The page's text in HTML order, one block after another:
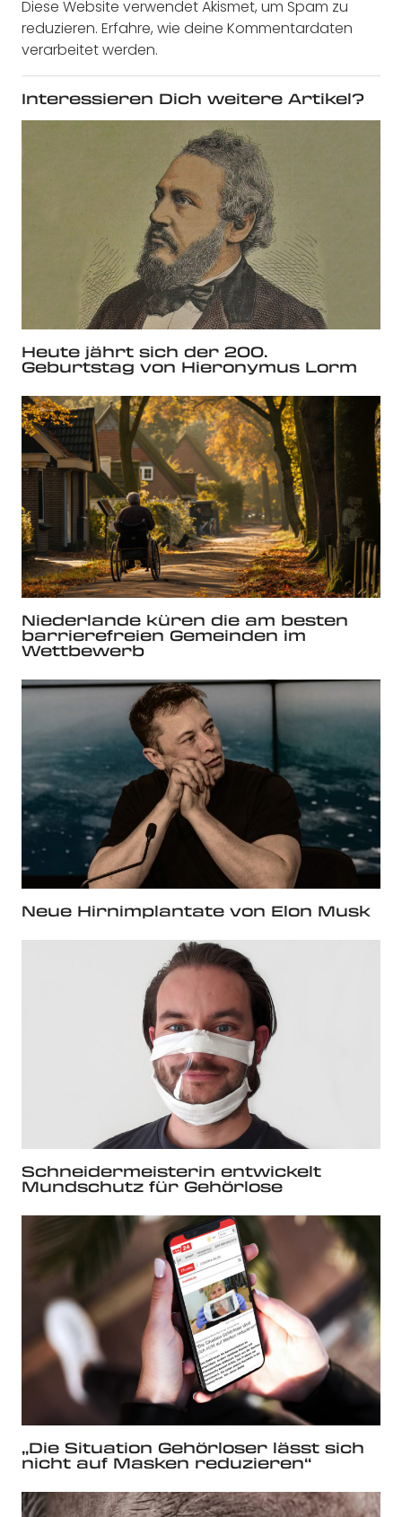
Diese Website verwendet Akismet, um Spam zu
reduzieren. Erfahre, wie deine Kommentardaten
verarbeitet werden.
Interessieren Dich weitere Artikel?
Heute jährt sich der 200.
Geburtstag von Hieronymus Lorm
Niederlande küren die am besten
barrierefreien Gemeinden im
Wettbewerb
Neue Hirnimplantate von Elon Musk
Schneidermeisterin entwickelt
Mundschutz für Gehörlose
„Die Situation Gehörloser lässt sich
nicht auf Masken reduzieren“